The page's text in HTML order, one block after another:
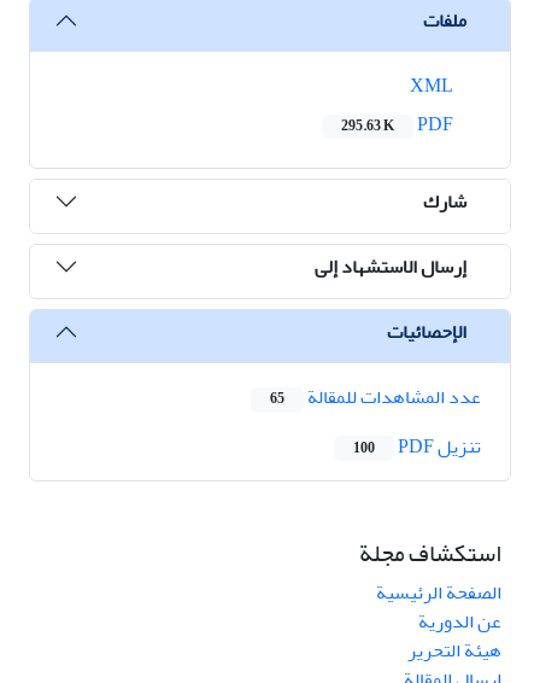
ملفات
295.63 K
شارك
إرسال الاستشهاد إلى
الإحصائيات
عدد المشاهدات للمقالة
65
تنزیل PDF 100
استكشاف مجلة
الصفحة الرئيسية
عن الدورية
هيئة التحرير